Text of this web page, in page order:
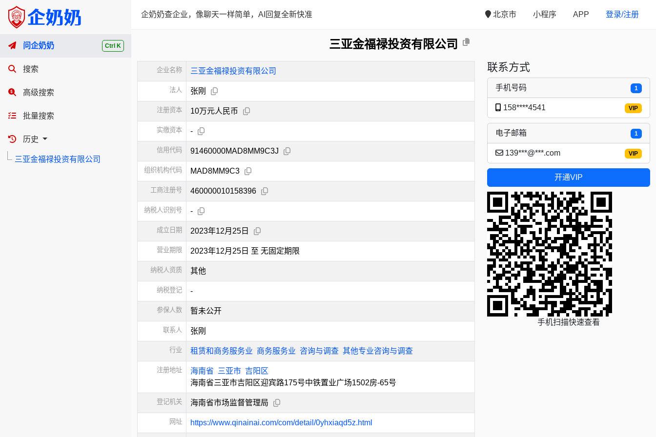
Ctrl K
问企奶奶
搜索
高级搜索
批量搜索
历史
三亚金福禄投资有限公司
企奶奶查企业，像聊天一样简单，AI回复全新快准 北京市 小程序 APP 登录/注册
三亚金福禄投资有限公司
企业名称 三亚金福禄投资有限公司
法人 张刚
注册资本 10万元人民币
实缴资本 -
信用代码 91460000MAD8MM9C3J
组织机构代码 MAD8MM9C3
工商注册号 460000010158396
纳税人识别号 -
成立日期 2023年12月25日
营业期限 2023年12月25日 至 无固定期限
纳税人资质 其他
纳税登记 -
参保人数 暂未公开
联系人 张刚
行业 租赁和商务服务业 商务服务业 咨询与调查 其他专业咨询与调查
注册地址 海南省 三亚市 吉阳区
海南省三亚市吉阳区迎宾路175号中铁置业广场1502房-65号
登记机关 海南省市场监督管理局
网址 https://www.qinainai.com/com/detail/0yhxiaqd5z.html
联系方式
1
手机号码
VIP
158****4541
1
电子邮箱
VIP
139***@***.com
开通VIP
手机扫描快速查看